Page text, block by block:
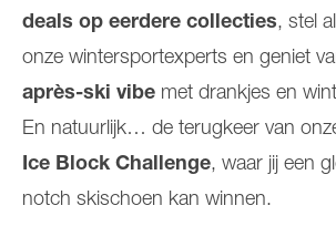
deals op eerdere collecties, stel
onze wintersportexperts en geniet
après-ski vibe met drankjes en
En natuurlijk… de terugkeer van
Ice Block Challenge, waar jij een
notch skischoen kan winnen.